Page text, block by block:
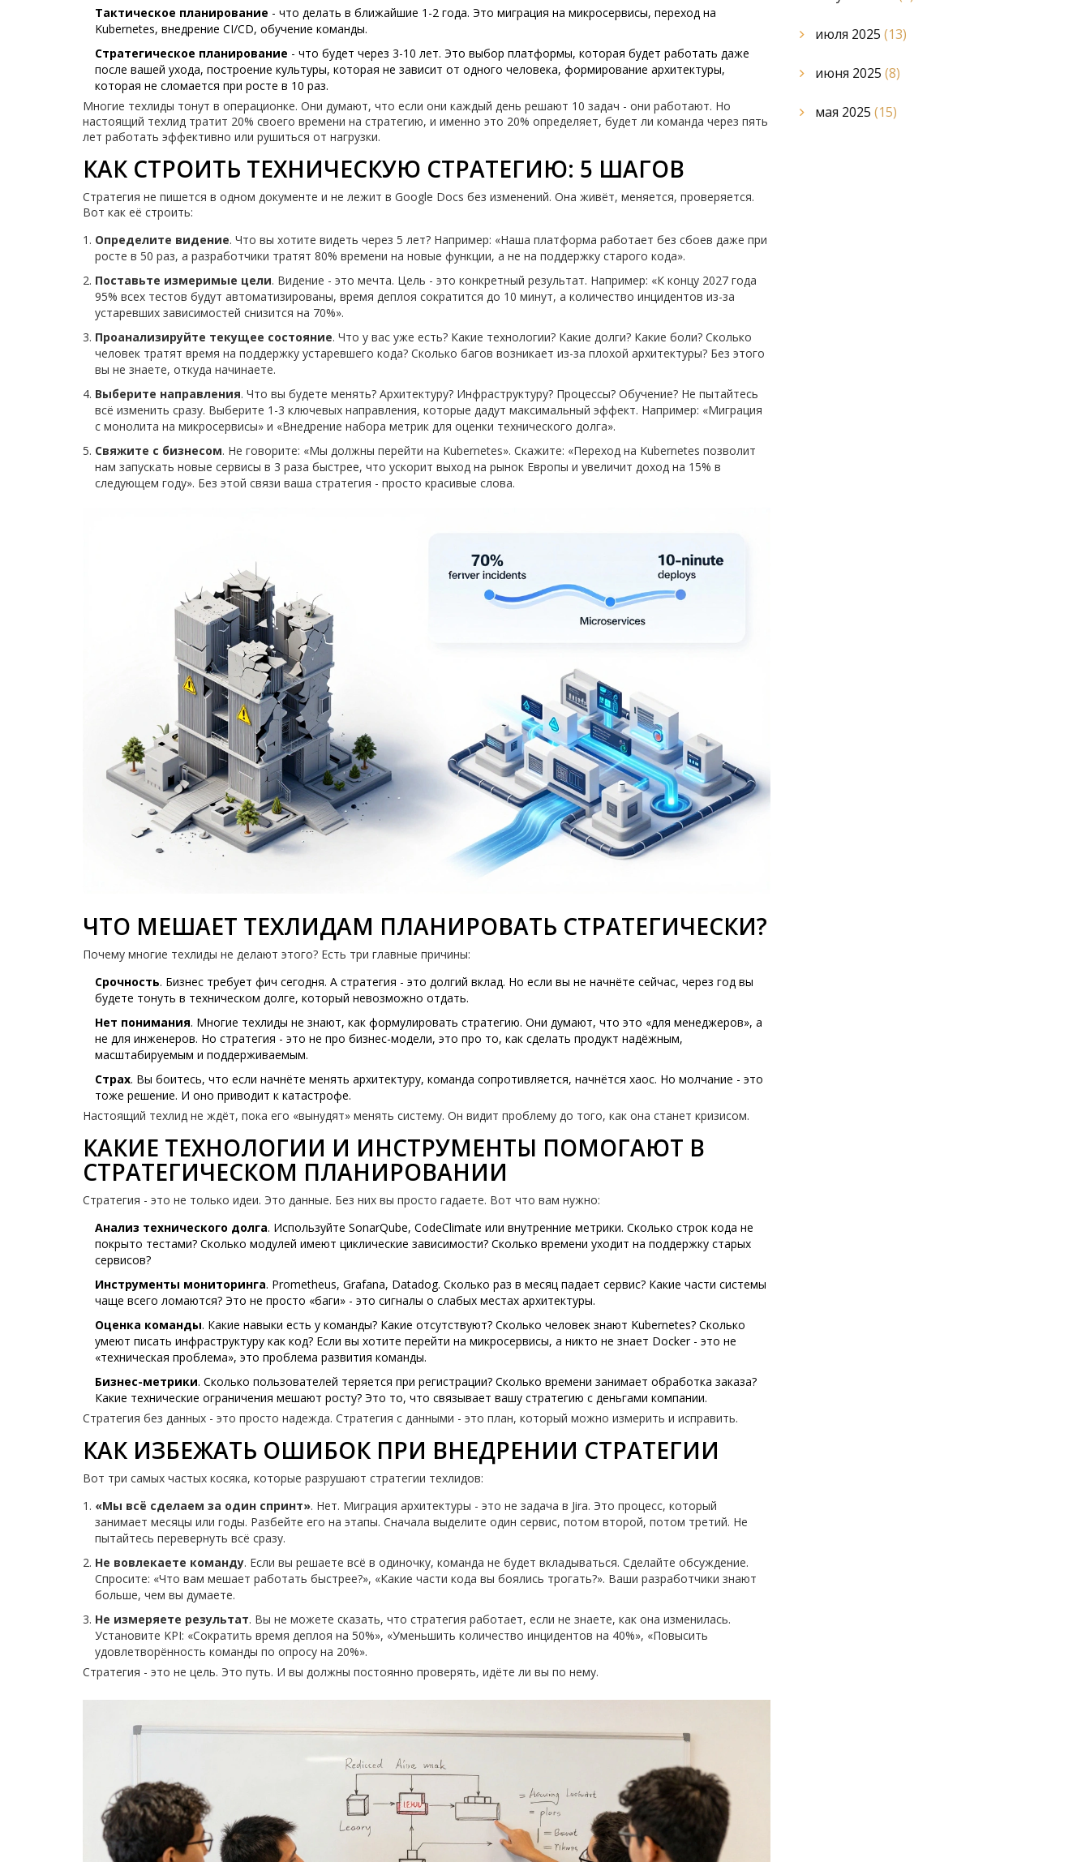
Тактическое планирование - что делать в ближайшие 1-2 года. Это миграция на микросервисы, переход на
Kubernetes, внедрение CI/CD, обучение команды.
Стратегическое планирование - что будет через 3-10 лет. Это выбор платформы, которая будет работать даже
после вашей ухода, построение культуры, которая не зависит от одного человека, формирование архитектуры,
которая не сломается при росте в 10 раз.
Многие техлиды тонут в операционке. Они думают, что если они каждый день решают 10 задач - они работают. Но
настоящий техлид тратит 20% своего времени на стратегию, и именно это 20% определяет, будет ли команда через пять
лет работать эффективно или рушиться от нагрузки.
КАК СТРОИТЬ ТЕХНИЧЕСКУЮ СТРАТЕГИЮ: 5 ШАГОВ
Стратегия не пишется в одном документе и не лежит в Google Docs без изменений. Она живёт, меняется, проверяется.
Вот как её строить:
Определите видение. Что вы хотите видеть через 5 лет? Например: «Наша платформа работает без сбоев даже при
росте в 50 раз, а разработчики тратят 80% времени на новые функции, а не на поддержку старого кода».
Поставьте измеримые цели. Видение - это мечта. Цель - это конкретный результат. Например: «К концу 2027 года
95% всех тестов будут автоматизированы, время деплоя сократится до 10 минут, а количество инцидентов из-за
устаревших зависимостей снизится на 70%».
Проанализируйте текущее состояние. Что у вас уже есть? Какие технологии? Какие долги? Какие боли? Сколько
человек тратят время на поддержку устаревшего кода? Сколько багов возникает из-за плохой архитектуры? Без этого
вы не знаете, откуда начинаете.
Выберите направления. Что вы будете менять? Архитектуру? Инфраструктуру? Процессы? Обучение? Не пытайтесь
всё изменить сразу. Выберите 1-3 ключевых направления, которые дадут максимальный эффект. Например: «Миграция
с монолита на микросервисы» и «Внедрение набора метрик для оценки технического долга».
Свяжите с бизнесом. Не говорите: «Мы должны перейти на Kubernetes». Скажите: «Переход на Kubernetes позволит
нам запускать новые сервисы в 3 раза быстрее, что ускорит выход на рынок Европы и увеличит доход на 15% в
следующем году». Без этой связи ваша стратегия - просто красивые слова.
ЧТО МЕШАЕТ ТЕХЛИДАМ ПЛАНИРОВАТЬ СТРАТЕГИЧЕСКИ?
Почему многие техлиды не делают этого? Есть три главные причины:
Срочность. Бизнес требует фич сегодня. А стратегия - это долгий вклад. Но если вы не начнёте сейчас, через год вы
будете тонуть в техническом долге, который невозможно отдать.
Нет понимания. Многие техлиды не знают, как формулировать стратегию. Они думают, что это «для менеджеров», а
не для инженеров. Но стратегия - это не про бизнес-модели, это про то, как сделать продукт надёжным,
масштабируемым и поддерживаемым.
Страх. Вы боитесь, что если начнёте менять архитектуру, команда сопротивляется, начнётся хаос. Но молчание - это
тоже решение. И оно приводит к катастрофе.
Настоящий техлид не ждёт, пока его «вынудят» менять систему. Он видит проблему до того, как она станет кризисом.
КАКИЕ ТЕХНОЛОГИИ И ИНСТРУМЕНТЫ ПОМОГАЮТ В
СТРАТЕГИЧЕСКОМ ПЛАНИРОВАНИИ
Стратегия - это не только идеи. Это данные. Без них вы просто гадаете. Вот что вам нужно:
Анализ технического долга. Используйте SonarQube, CodeClimate или внутренние метрики. Сколько строк кода не
покрыто тестами? Сколько модулей имеют циклические зависимости? Сколько времени уходит на поддержку старых
сервисов?
Инструменты мониторинга. Prometheus, Grafana, Datadog. Сколько раз в месяц падает сервис? Какие части системы
чаще всего ломаются? Это не просто «баги» - это сигналы о слабых местах архитектуры.
Оценка команды. Какие навыки есть у команды? Какие отсутствуют? Сколько человек знают Kubernetes? Сколько
умеют писать инфраструктуру как код? Если вы хотите перейти на микросервисы, а никто не знает Docker - это не
«техническая проблема», это проблема развития команды.
Бизнес-метрики. Сколько пользователей теряется при регистрации? Сколько времени занимает обработка заказа?
Какие технические ограничения мешают росту? Это то, что связывает вашу стратегию с деньгами компании.
Стратегия без данных - это просто надежда. Стратегия с данными - это план, который можно измерить и исправить.
КАК ИЗБЕЖАТЬ ОШИБОК ПРИ ВНЕДРЕНИИ СТРАТЕГИИ
Вот три самых частых косяка, которые разрушают стратегии техлидов:
«Мы всё сделаем за один спринт». Нет. Миграция архитектуры - это не задача в Jira. Это процесс, который
занимает месяцы или годы. Разбейте его на этапы. Сначала выделите один сервис, потом второй, потом третий. Не
пытайтесь перевернуть всё сразу.
Не вовлекаете команду. Если вы решаете всё в одиночку, команда не будет вкладываться. Сделайте обсуждение.
Спросите: «Что вам мешает работать быстрее?», «Какие части кода вы боялись трогать?». Ваши разработчики знают
больше, чем вы думаете.
Не измеряете результат. Вы не можете сказать, что стратегия работает, если не знаете, как она изменилась.
Установите KPI: «Сократить время деплоя на 50%», «Уменьшить количество инцидентов на 40%», «Повысить
удовлетворённость команды по опросу на 20%».
Стратегия - это не цель. Это путь. И вы должны постоянно проверять, идёте ли вы по нему.
июля 2025 (13)
июня 2025 (8)
мая 2025 (15)